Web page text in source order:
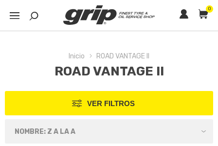
0
Inicio ROAD VANTAGE II
ROAD VANTAGE II
VER FILTROS